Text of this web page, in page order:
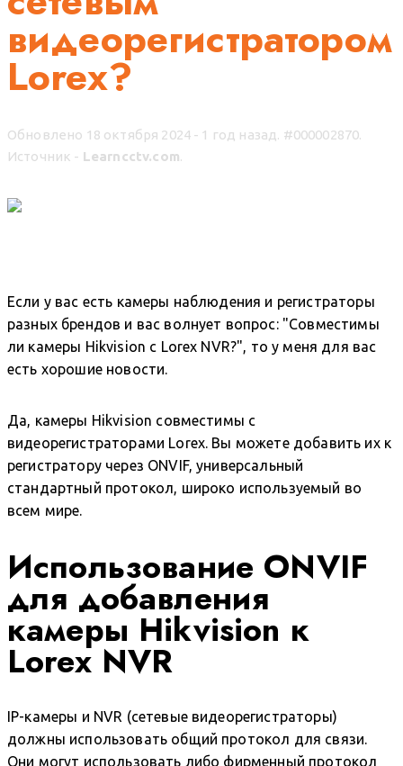
видеорегистратором
Lorex?
Обновлено 18 октября 2024 - 1 год назад. #000002870.
Источник - Learncctv.com.
Если у вас есть камеры наблюдения и регистраторы
разных брендов и вас волнует вопрос: "Совместимы
ли камеры Hikvision с Lorex NVR?", то у меня для вас
есть хорошие новости.
Да, камеры Hikvision совместимы с
видеорегистраторами Lorex. Вы можете добавить их к
регистратору через ONVIF, универсальный
стандартный протокол, широко используемый во
всем мире.
Использование ONVIF
для добавления
камеры Hikvision к
Lorex NVR
IP-камеры и NVR (сетевые видеорегистраторы)
должны использовать общий протокол для связи.
Они могут использовать либо фирменный протокол